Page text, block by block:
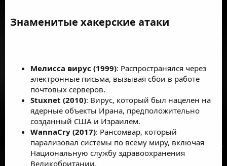
Знаменитые хакерские атаки​
Мелисса вирус (1999): Распространялся через
электронные письма, вызывая сбои в работе
почтовых серверов.
Stuxnet (2010): Вирус, который был нацелен на
ядерные объекты Ирана, предположительно
созданный США и Израилем.
WannaCry (2017): Рансомвар, который
парализовал системы по всему миру, включая
Национальную службу здравоохранения
Великобритании.